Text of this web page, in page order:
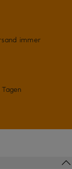
immer